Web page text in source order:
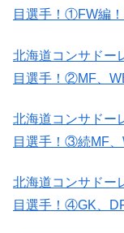
目選手！①FW編
北海道コンサドー
目選手！②MF、
北海道コンサドー
目選手！③続MF、
北海道コンサドー
目選手！④GK、